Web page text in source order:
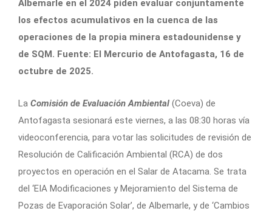
Albemarle en el 2024 piden evaluar conjuntamente
los efectos acumulativos en la cuenca de las
operaciones de la propia minera estadounidense y
de SQM. Fuente: El Mercurio de Antofagasta, 16 de
octubre de 2025.
La Comisión de Evaluación Ambiental (Coeva) de
Antofagasta sesionará este viernes, a las 08:30 horas vía
videoconferencia, para votar las solicitudes de revisión de
Resolución de Calificación Ambiental (RCA) de dos
proyectos en operación en el Salar de Atacama. Se trata
del ‘EIA Modificaciones y Mejoramiento del Sistema de
Pozas de Evaporación Solar’, de Albemarle, y de ‘Cambios